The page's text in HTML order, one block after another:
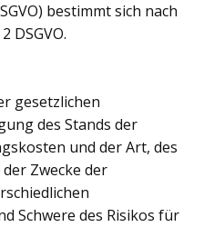
bestimmt sich nach
DSGVO.
gesetzlichen
des Stands der
und der Art, des
Zwecke der
Schwere des Risikos für